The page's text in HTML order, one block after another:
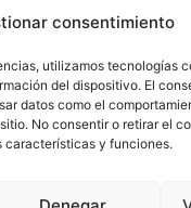
consentimiento
utilizamos tecnologías
del dispositivo. El
datos como el
No consentir o retirar el
y funciones.